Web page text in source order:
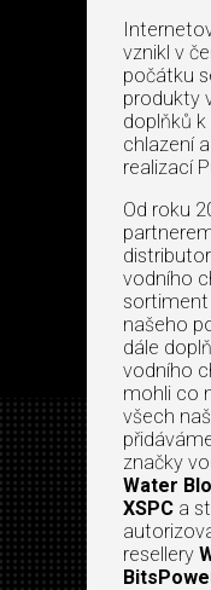
vznikl v
počátku
produkty
doplňků
chlazení
realizací
Od roku
vodního
našeho
dále
vodního
mohli co
všech
značky
Water
XSPC a
resellery